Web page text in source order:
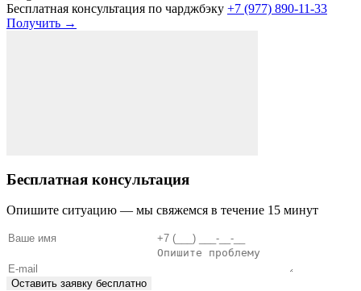
Бесплатная консультация по чарджбэку +7 (977) 890-11-33
Получить →
Бесплатная консультация
Опишите ситуацию — мы свяжемся в течение 15 минут
Оставить заявку бесплатно